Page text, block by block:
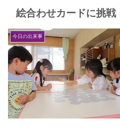
絵合わせカードに挑戦
今日の出来事